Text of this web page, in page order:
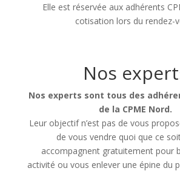
Elle est réservée aux adhérents
cotisation lors du rendez-
Nos
Nos experts sont tous des
de la CPME Nord.
Leur objectif n’est pas de vous
de vous vendre quoi que ce
accompagnent gratuitement pour
activité ou vous enlever une épine du